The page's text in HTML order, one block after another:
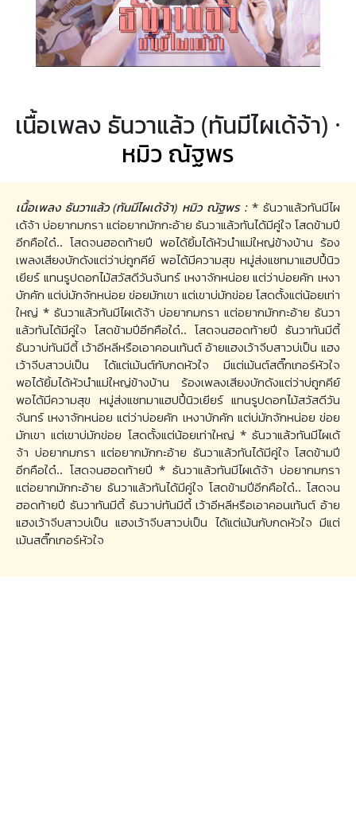
เนื้อเพลง ธันวาแล้ว (ทันมีไผเด้จ้า) ·
หมิว ณัฐพร
เนื้อเพลง ธันวาแล้ว (ทันมีไผเด้จ้า) หมิว ณัฐพร :* ธันวาแล้วทันมีไผ
เด้จ้า บ่อยากมกรา แต่อยากมักกะอ้าย ธันวาแล้วทันได้มีคู่ใจ โสดข้ามปี
อีกคือใด๋.. โสดจนฮอดท้ายปี พอได้ยิ้มได้หัวนำแม่ใหญ่ข้างบ้าน ร้อง
เพลงเสียงบักดังแต่ว่าบ่ถูกคีย์ พอได้มีความสุข หมู่ส่งแชทมาแฮปปี้นิว
เยียร์ แทนรูปดอกไม้สวัสดีวันจันทร์ เหงาจักหน่อย แต่ว่าบ่อยคัก เหงา
บักคัก แต่บ่มักจักหน่อย ข่อยมักเขา แต่เขาบ่มักข่อย โสดตั้งแต่น้อยเท่า
ใหญ่ * ธันวาแล้วทันมีไผเด้จ้า บ่อยากมกรา แต่อยากมักกะอ้าย ธันวา
แล้วทันได้มีคู่ใจ โสดข้ามปีอีกคือใด๋.. โสดจนฮอดท้ายปี ธันวาทันมีตี้
ธันวาบ่ทันมีตี้ เว้าอีหลีหรือเอาคอนเท้นต์ อ้ายแฮงเว้าจีบสาวบ่เป็น แฮง
เว้าจีบสาวบ่เป็น ได้แต่เม้นต์กับกดหัวใจ มีแต่เม้นต์สติ๊กเกอร์หัวใจ
พอได้ยิ้มได้หัวนำแม่ใหญ่ข้างบ้าน ร้องเพลงเสียงบักดังแต่ว่าบ่ถูกคีย์
พอได้มีความสุข หมู่ส่งแชทมาแฮปปี้นิวเยียร์ แทนรูปดอกไม้สวัสดีวัน
จันทร์ เหงาจักหน่อย แต่ว่าบ่อยคัก เหงาบักคัก แต่บ่มักจักหน่อย ข่อย
มักเขา แต่เขาบ่มักข่อย โสดตั้งแต่น้อยเท่าใหญ่ * ธันวาแล้วทันมีไผเด้
จ้า บ่อยากมกรา แต่อยากมักกะอ้าย ธันวาแล้วทันได้มีคู่ใจ โสดข้ามปี
อีกคือใด๋.. โสดจนฮอดท้ายปี * ธันวาแล้วทันมีไผเด้จ้า บ่อยากมกรา
แต่อยากมักกะอ้าย ธันวาแล้วทันได้มีคู่ใจ โสดข้ามปีอีกคือใด๋.. โสดจน
ฮอดท้ายปี ธันวาทันมีตี้ ธันวาบ่ทันมีตี้ เว้าอีหลีหรือเอาคอนเท้นต์ อ้าย
แฮงเว้าจีบสาวบ่เป็น แฮงเว้าจีบสาวบ่เป็น ได้แต่เม้นกับกดหัวใจ มีแต่
เม้นสติ๊กเกอร์หัวใจ